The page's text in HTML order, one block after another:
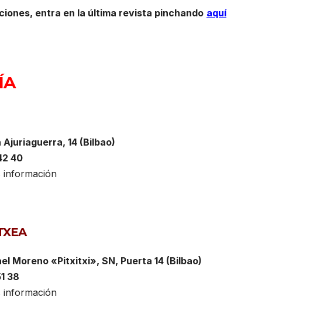
entra en la última revista pinchando aquí
Ajuriaguerra, 14 (Bilbao)
40
información
Moreno «Pitxitxi», SN, Puerta 14 (Bilbao)
38
información